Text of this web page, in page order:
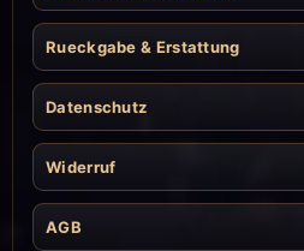
Rueckgabe & Erstattung
Datenschutz
Widerruf
AGB